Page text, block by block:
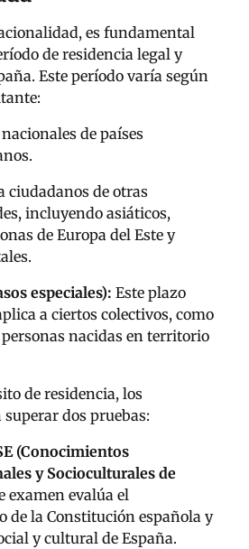
es fundamental
de residencia legal y
Este período varía según
de países
ciudadanos de otras
incluyendo asiáticos,
de Europa del Este y
especiales): Este plazo
a ciertos colectivos, como
nacidas en territorio
de residencia, los
dos pruebas:
(Conocimientos
y Socioculturales de
examen evalúa el
de la Constitución española y
y cultural de España.